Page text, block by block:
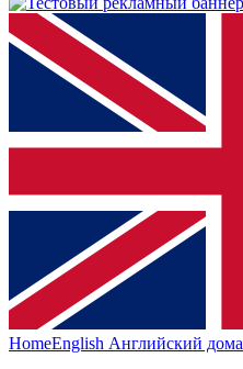
HomeEnglish Английский дома